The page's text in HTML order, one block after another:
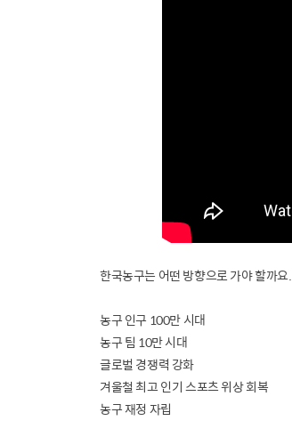
한국농구는 어떤 방향으로 가야 할까요.
농구 인구 100만 시대
농구 팀 10만 시대
글로벌 경쟁력 강화
겨울철 최고 인기 스포츠 위상 회복
농구 재정 자립